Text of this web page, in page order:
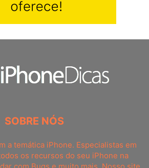
SOBRE NÓS
a temática iPhone. Especialistas em
os recursos do seu iPhone na
com Bugs e muito mais. Nosso site